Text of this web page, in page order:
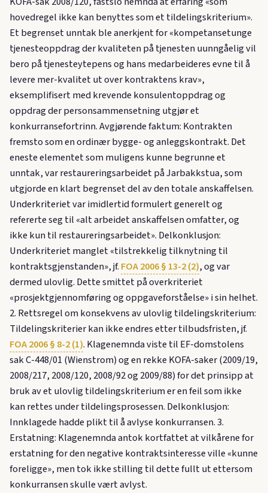
hovedregel ikke kan benyttes som et tildelingskriterium».
Et begrenset unntak ble anerkjent for «kompetansetunge
tjenesteoppdrag der kvaliteten på tjenesten uunngåelig vil
bero på tjenesteytерens og hans medarbeideres evne til å
levere mer-kvalitet ut over kontraktens krav»,
eksemplifisert med krevende konsulentoppdrag og
oppdrag der personsammensetning utgjør et
konkurransefortrinn. Avgjørende faktum: Kontrakten
fremsto som en ordinær bygge- og anleggskontrakt. Det
eneste elementet som muligens kunne begrunne et
unntak, var restaureringsarbeidet på Jarbakkstua, som
utgjorde en klart begrenset del av den totale anskaffelsen.
Underkriteriet var imidlertid formulert generelt og
refererte seg til «alt arbeidet anskaffelsen omfatter, og
ikke kun til restaureringsarbeidet». Delkonklusjon:
Underkriteriet manglet «tilstrekkelig tilknytning til
kontraktsgjenstanden», jf. FOA 2006 § 13-2 (2), og var
dermed ulovlig. Dette smittet på overkriteriet
«prosjektgjennomføring og oppgaveforståelse» i sin helhet.
2. Rettsregel om konsekvens av ulovlig tildelingskriterium:
Tildelingskriterier kan ikke endres etter tilbudsfristen, jf.
FOA 2006 § 8-2 (1). Klagenemnda viste til EF-domstolens
sak C-448/01 (Wienstrom) og en rekke KOFA-saker (2009/19,
2008/217, 2008/120, 2008/92 og 2009/88) for det prinsipp at
bruk av et ulovlig tildelingskriterium er en feil som ikke
kan rettes under tildelingsprosessen. Delkonklusjon:
Innklagede hadde plikt til å avlyse konkurransen. 3.
Erstatning: Klagenemnda antok kortfattet at vilkårene for
erstatning for den negative kontraktsinteresse ville «kunne
foreligge», men tok ikke stilling til dette fullt ut ettersom
konkurransen skulle vært avlyst.